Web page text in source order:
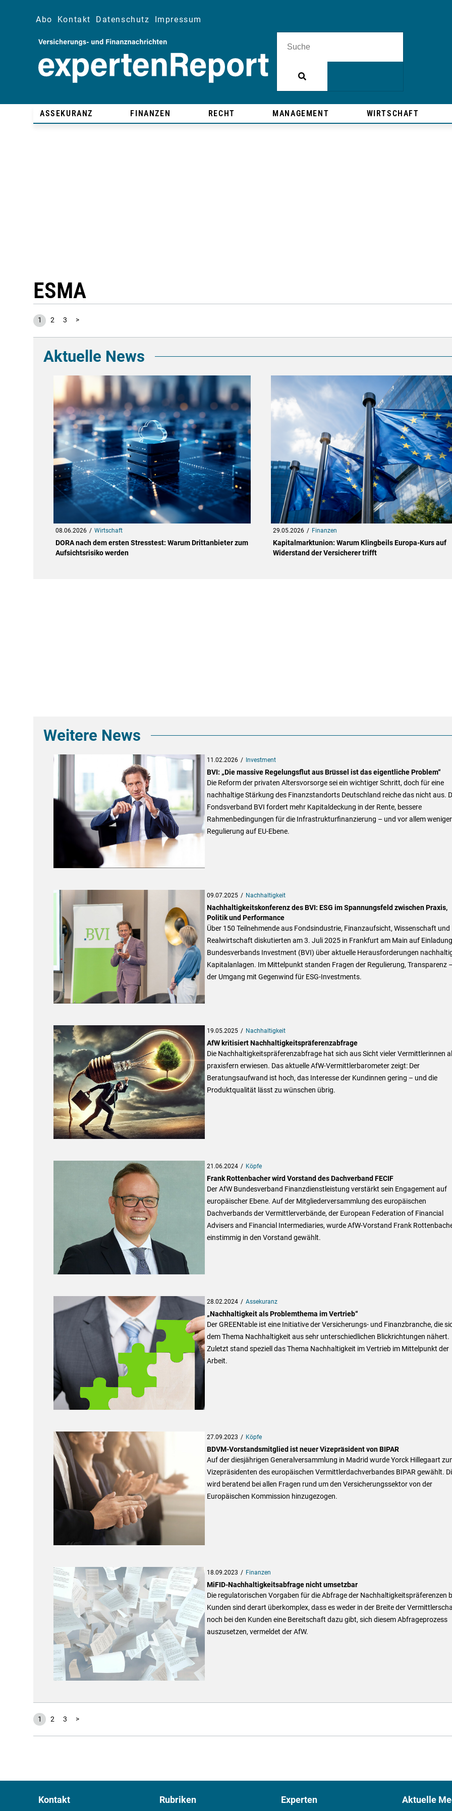
Abo Kontakt Datenschutz Impressum
ASSEKURANZ FINANZEN RECHT MANAGEMENT WIRTSCHAFT
ESMA
1 2 3 >
Aktuelle News
08.06.2026 Wirtschaft
DORA nach dem ersten Stresstest: Warum Drittanbieter zum
Aufsichtsrisiko werden
29.05.2026 Finanzen
Kapitalmarktunion: Warum Klingbeils Europa-Kurs auf
Widerstand der Versicherer trifft
Weitere News
11.02.2026 Investment
BVI: „Die massive Regelungsflut aus Brüssel ist das eigentliche Problem“
Die Reform der privaten Altersvorsorge sei ein wichtiger Schritt, doch für eine
nachhaltige Stärkung des Finanzstandorts Deutschland reiche das nicht aus.
Fondsverband BVI fordert mehr Kapitaldeckung in der Rente, bessere
Rahmenbedingungen für die Infrastrukturfinanzierung – und vor allem weniger
Regulierung auf EU-Ebene.
09.07.2025 Nachhaltigkeit
Nachhaltigkeitskonferenz des BVI: ESG im Spannungsfeld zwischen Praxis,
Politik und Performance
Über 150 Teilnehmende aus Fondsindustrie, Finanzaufsicht, Wissenschaft und
Realwirtschaft diskutierten am 3. Juli 2025 in Frankfurt am Main auf
Bundesverbands Investment (BVI) über aktuelle Herausforderungen
Kapitalanlagen. Im Mittelpunkt standen Fragen der Regulierung, Transparenz
der Umgang mit Gegenwind für ESG-Investments.
19.05.2025 Nachhaltigkeit
AfW kritisiert Nachhaltigkeitspräferenzabfrage
Die Nachhaltigkeitspräferenzabfrage hat sich aus Sicht vieler Vermittlerinnen
praxisfern erwiesen. Das aktuelle AfW-Vermittlerbarometer zeigt: Der
Beratungsaufwand ist hoch, das Interesse der Kundinnen gering – und die
Produktqualität lässt zu wünschen übrig.
21.06.2024 Köpfe
Frank Rottenbacher wird Vorstand des Dachverband FECIF
Der AfW Bundesverband Finanzdienstleistung verstärkt sein Engagement auf
europäischer Ebene. Auf der Mitgliederversammlung des europäischen
Dachverbands der Vermittlerverbände, der European Federation of Financial
Advisers and Financial Intermediaries, wurde AfW-Vorstand Frank
einstimmig in den Vorstand gewählt.
28.02.2024 Assekuranz
„Nachhaltigkeit als Problemthema im Vertrieb“
Der GREENtable ist eine Initiative der Versicherungs- und Finanzbranche, die
dem Thema Nachhaltigkeit aus sehr unterschiedlichen Blickrichtungen nähert.
Zuletzt stand speziell das Thema Nachhaltigkeit im Vertrieb im Mittelpunkt der
Arbeit.
27.09.2023 Köpfe
BDVM-Vorstandsmitglied ist neuer Vizepräsident von BIPAR
Auf der diesjährigen Generalversammlung in Madrid wurde Yorck Hillegaart
Vizepräsidenten des europäischen Vermittlerdachverbandes BIPAR gewählt.
wird beratend bei allen Fragen rund um den Versicherungssektor von der
Europäischen Kommission hinzugezogen.
18.09.2023 Finanzen
MiFID-Nachhaltigkeitsabfrage nicht umsetzbar
Die regulatorischen Vorgaben für die Abfrage der Nachhaltigkeitspräferenzen
Kunden sind derart überkomplex, dass es weder in der Breite der
noch bei den Kunden eine Bereitschaft dazu gibt, sich diesem Abfrageprozess
auszusetzen, vermeldet der AfW.
1 2 3 >
Kontakt Rubriken Experten Aktuelle